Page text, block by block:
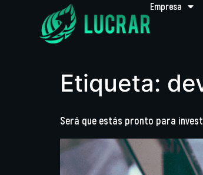
Empresa
Etiqueta:
Será que estás pronto para